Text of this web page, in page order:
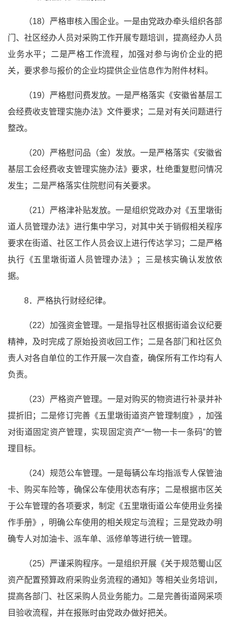
（18）严格审核入围企业。一是由党政办牵头组织各部
门、社区经办人员对采购工作开展专题培训，提高经办人员
业务水平；二是严格工作流程，加强对参与询价企业的把
关，要求参与报价的企业均提供企业信息作为附件材料。
（19）严格慰问费发放。一是严格落实《安徽省基层工
会经费收支管理实施办法》文件要求；二是对有关问题进行
整改。
（20）严格慰问品（金）发放。一是严格落实《安徽省
基层工会经费收支管理实施办法》要求，杜绝重复慰问情况
发生；二是严格落实住院慰问有关要求。
（21）严格津补贴发放。一是组织党政办对《五里墩街
道人员管理办法》进行集中学习，对其中关于销假相关程序
要求在街道、社区工作人员会议上进行传达学习；二是严格
执行《五里墩街道人员管理办法》；三是核实确认发放依
据。
8．严格执行财经纪律。
（22）加强资金管理。一是指导社区根据街道会议纪要
精神，及时完成了原始投资收回工作；二是各部门和社区负
责人对各自单位的工作开展一次自查，确保所有工作均有人
负责。
（23）严格资产管理。一是对购买的物资进行补录并补
提折旧；二是修订完善《五里墩街道资产管理制度》，加强
对街道固定资产管理，实现固定资产“一物一卡一条码”的管
理目标。
（24）规范公车管理。一是每辆公车均指派专人保管油
卡、购买车险等，确保公车使用状态有序；二是根据市区关
于公车管理的各项要求，制定《五里墩街道公车使用业务操
作手册》，明确公车使用的相关规定与流程；三是党政办明
确专人对加油卡、派车单、派修单等进行统一管理。
（25）严谨采购程序。一是组织开展《关于规范蜀山区
资产配置预算政府采购业务流程的通知》等相关业务培训，
提高各部门、社区采购人员业务能力。二是完善街道网采项
目验收流程，并在报账时由党政办做好把关。